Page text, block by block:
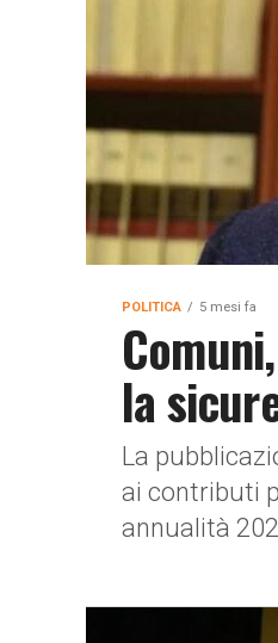
POLITICA 5 mesi fa
la
La
ai contributi
annualità